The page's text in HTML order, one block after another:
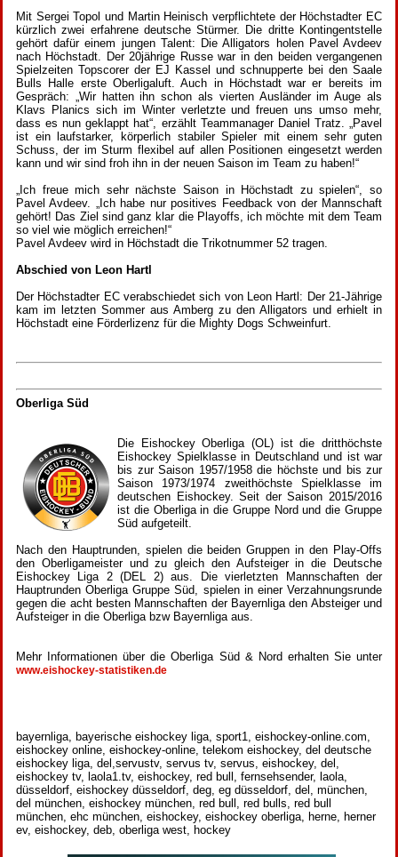
Mit Sergei Topol und Martin Heinisch verpflichtete der Höchstadter EC
kürzlich zwei erfahrene deutsche Stürmer. Die dritte Kontingentstelle
gehört dafür einem jungen Talent: Die Alligators holen Pavel Avdeev
nach Höchstadt. Der 20jährige Russe war in den beiden vergangenen
Spielzeiten Topscorer der EJ Kassel und schnupperte bei den Saale
Bulls Halle erste Oberligaluft. Auch in Höchstadt war er bereits im
Gespräch: „Wir hatten ihn schon als vierten Ausländer im Auge als
Klavs Planics sich im Winter verletzte und freuen uns umso mehr,
dass es nun geklappt hat“, erzählt Teammanager Daniel Tratz. „Pavel
ist ein laufstarker, körperlich stabiler Spieler mit einem sehr guten
Schuss, der im Sturm flexibel auf allen Positionen eingesetzt werden
kann und wir sind froh ihn in der neuen Saison im Team zu haben!“
„Ich freue mich sehr nächste Saison in Höchstadt zu spielen“, so
Pavel Avdeev. „Ich habe nur positives Feedback von der Mannschaft
gehört! Das Ziel sind ganz klar die Playoffs, ich möchte mit dem Team
so viel wie möglich erreichen!“
Pavel Avdeev wird in Höchstadt die Trikotnummer 52 tragen.
Abschied von Leon Hartl
Der Höchstadter EC verabschiedet sich von Leon Hartl: Der 21-Jährige
kam im letzten Sommer aus Amberg zu den Alligators und erhielt in
Höchstadt eine Förderlizenz für die Mighty Dogs Schweinfurt.
Oberliga Süd
Die Eishockey Oberliga (OL) ist die dritthöchste
Eishockey Spielklasse in Deutschland und ist war
bis zur Saison 1957/1958 die höchste und bis zur
Saison 1973/1974 zweithöchste Spielklasse im
deutschen Eishockey. Seit der Saison 2015/2016
ist die Oberliga in die Gruppe Nord und die Gruppe
Süd aufgeteilt.
Nach den Hauptrunden, spielen die beiden Gruppen in den Play-Offs
den Oberligameister und zu gleich den Aufsteiger in die Deutsche
Eishockey Liga 2 (DEL 2) aus. Die vierletzten Mannschaften der
Hauptrunden Oberliga Gruppe Süd, spielen in einer Verzahnungsrunde
gegen die acht besten Mannschaften der Bayernliga den Absteiger und
Aufsteiger in die Oberliga bzw Bayernliga aus.
Mehr Informationen über die Oberliga Süd & Nord erhalten Sie unter
www.eishockey-statistiken.de
bayernliga, bayerische eishockey liga, sport1, eishockey-online.com,
eishockey online, eishockey-online, telekom eishockey, del deutsche
eishockey liga, del,servustv, servus tv, servus, eishockey, del,
eishockey tv, laola1.tv, eishockey, red bull, fernsehsender, laola,
düsseldorf, eishockey düsseldorf, deg, eg düsseldorf, del, münchen,
del münchen, eishockey münchen, red bull, red bulls, red bull
münchen, ehc münchen, eishockey, eishockey oberliga, herne, herner
ev, eishockey, deb, oberliga west, hockey